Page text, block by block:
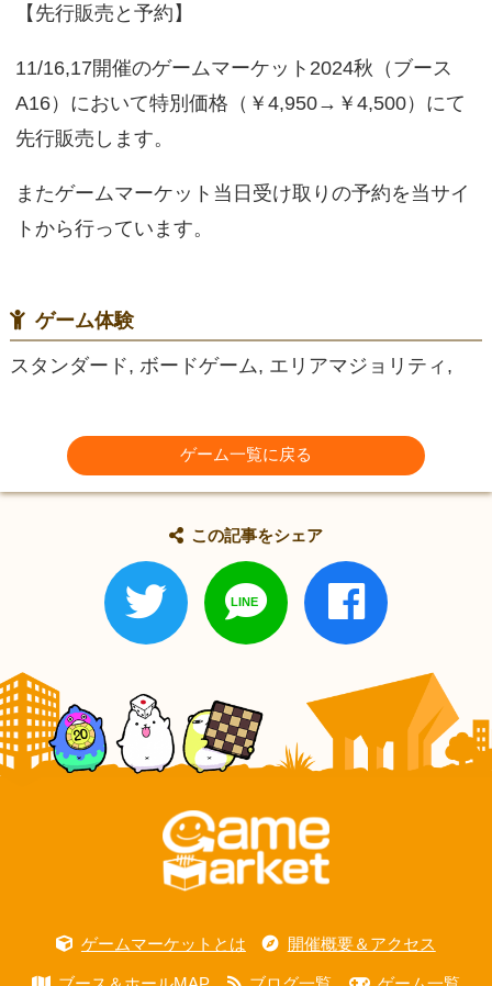
【先行販売と予約】
11/16,17開催のゲームマーケット2024秋（ブース
A16）において特別価格（￥4,950→￥4,500）にて
先行販売します。
またゲームマーケット当日受け取りの予約を当サイ
トから行っています。
ゲーム体験
スタンダード, ボードゲーム, エリアマジョリティ,
ゲーム一覧に戻る
この記事をシェア
ゲームマーケットとは 開催概要＆アクセス